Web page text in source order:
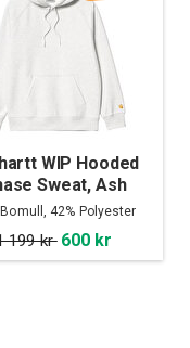
WIP Hooded
Sweat, Ash
Heather/Gold
42% Polyester
199 kr 600 kr